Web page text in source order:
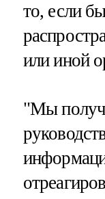
то, если
или иной
"Мы